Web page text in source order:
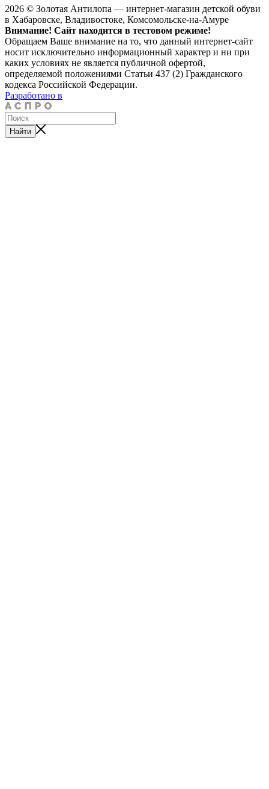
2026 © Золотая Антилопа — интернет-магазин детской обуви
в Хабаровске, Владивостоке, Комсомольске-на-Амуре
Внимание! Сайт находится в тестовом режиме!
Обращаем Ваше внимание на то, что данный интернет-сайт
носит исключительно информационный характер и ни при
каких условиях не является публичной офертой,
определяемой положениями Статьи 437 (2) Гражданского
кодекса Российской Федерации.
Разработано в
Найти